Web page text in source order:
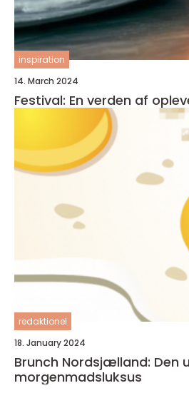
inspiration
14. March 2024
Festival: En verden af
redaktionel
18. January 2024
Brunch Nordsjælland: Den
morgenmadsluksus